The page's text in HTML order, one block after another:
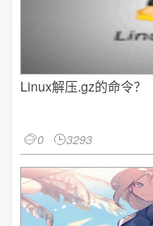
Linux解压.gz的命令？
0 3293